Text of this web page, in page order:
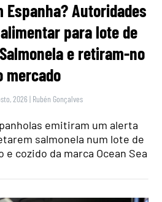
Espanha? Autoridades
para lote de
e retiram-no
mercado
2026 | Rubén Gonçalves
emitiram um alerta
salmonela num lote de
e cozido da marca Ocean Sea